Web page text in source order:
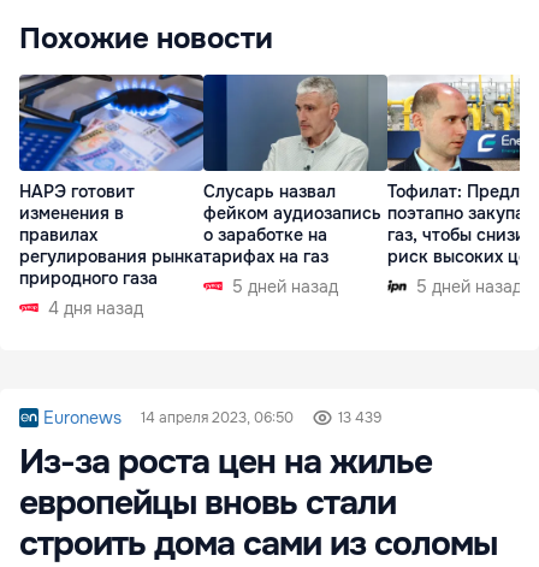
Похожие новости
НАРЭ готовит
изменения в
правилах
регулирования рынка
природного газа
4 дня назад
Слусарь назвал
фейком аудиозапись
о заработке на
тарифах на газ
5 дней назад
Тофилат:
поэтапно
газ, чтобы
риск высоких цен
5 дней назад
Euronews 14 апреля 2023, 06:50 13 439
Из-за роста цен на жилье
европейцы вновь стали
строить дома сами из соломы